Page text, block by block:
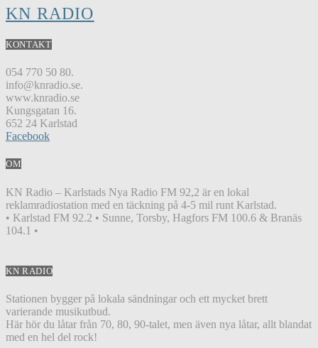
KN RADIO
KONTAKT
054 770 50 80.
info@knradio.se.
www.knradio.se
Kungsgatan 16.
652 24 Karlstad
Facebook
OM
KN Radio – Karlstads Nya Radio FM 92,2 är en lokal
reklamradiostation med en täckning på 4-5 mil runt Karlstad.
• Karlstad FM 92.2 • Sunne, Torsby, Hagfors FM 100.6 & Branäs
104.1 •
KN RADIO
Stationen bygger på lokala sändningar och ett mycket brett
varierande musikutbud.
Här hör du låtar från 70, 80, 90-talet, men även nya låtar, allt blandat
med en hel del rock!